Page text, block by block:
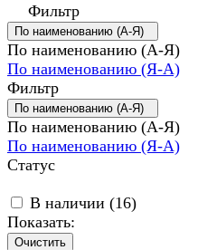
Фильтр
По наименованию (А-Я)
По наименованию (А-Я)
По наименованию (Я-А)
Фильтр
По наименованию (А-Я)
По наименованию (А-Я)
По наименованию (Я-А)
Статус
В наличии (16)
Показать:
Очистить